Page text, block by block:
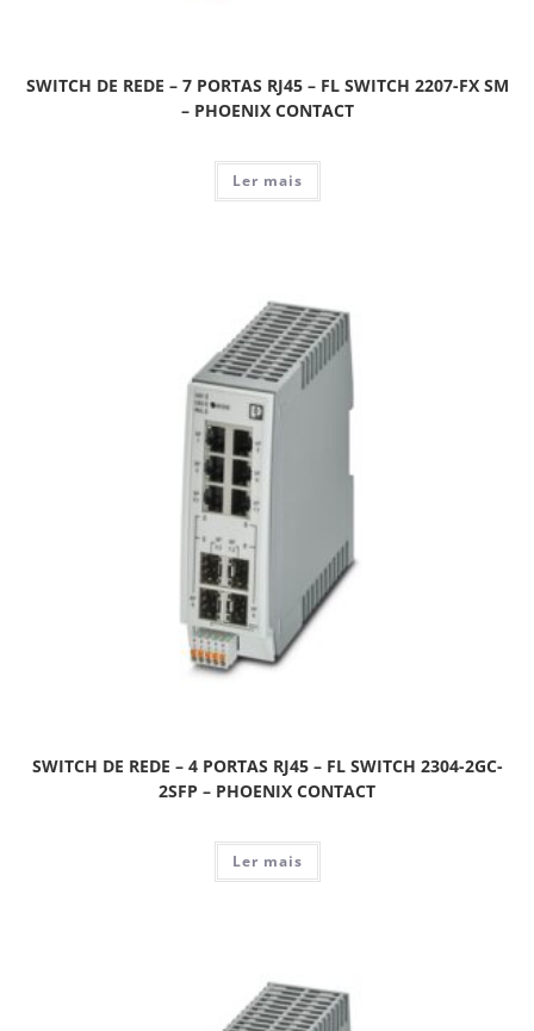
SWITCH DE REDE – 7 PORTAS RJ45 – FL SWITCH 2207-FX SM
– PHOENIX CONTACT
Ler mais
SWITCH DE REDE – 4 PORTAS RJ45 – FL SWITCH 2304-2GC-
2SFP – PHOENIX CONTACT
Ler mais